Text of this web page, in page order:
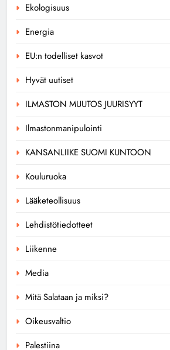
Ekologisuus
Energia
EU:n todelliset kasvot
Hyvät uutiset
ILMASTON MUUTOS JUURISYYT
Ilmastonmanipulointi
KANSANLIIKE SUOMI KUNTOON
Kouluruoka
Lääketeollisuus
Lehdistötiedotteet
Liikenne
Media
Mitä Salataan ja miksi?
Oikeusvaltio
Palestiina